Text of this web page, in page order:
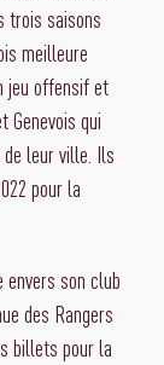
trois saisons
meilleure
jeu offensif et
qui
leur ville. Ils
pour la
envers son club
des Rangers
billets pour la